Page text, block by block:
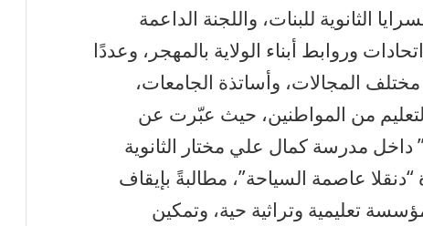
الثانوية للبنات، واللجنة الداعمة
وروابط أبناء الولاية بالمهجر، وعددًا
مختلف المجالات، وأساتذة الجامعات،
من المواطنين، حيث عبّرت عن
مدرسة كمال علي مختار الثانوية
عاصمة السياحة”، مطالبةً بإيقاف
تعليمية وتراثية حية، وتمكين